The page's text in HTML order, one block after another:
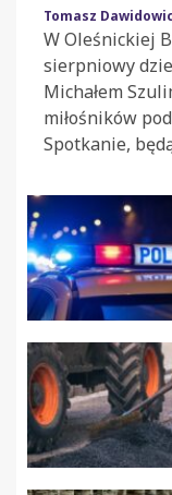
Tomasz
W Oleśnickiej
sierpniowy
Michałem
miłośników
Spotkanie,